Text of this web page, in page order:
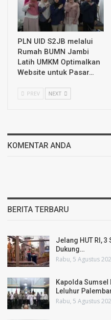
PLN UID S2JB melalui
Rumah BUMN Jambi
Latih UMKM Optimalkan
Website untuk Pasar…
PREV NEXT
KOMENTAR ANDA
BERITA TERBARU
Jelang HUT RI,
Dukung…
Rabu, 5 Agustus
Kapolda Sumsel
Leluhur
Rabu, 5 Agustus